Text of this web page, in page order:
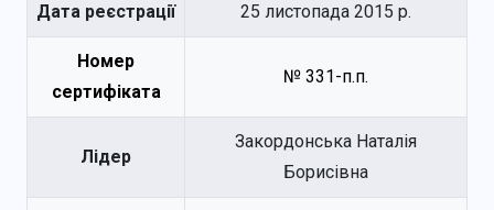
Дата реєстрації 25 листопада 2015 р.
Номер
сертифіката
№ 331-п.п.
Лідер
Закордонська Наталія
Борисівна